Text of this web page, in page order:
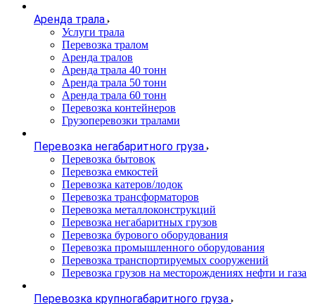
Аренда трала
Услуги трала
Перевозка тралом
Аренда тралов
Аренда трала 40 тонн
Аренда трала 50 тонн
Аренда трала 60 тонн
Перевозка контейнеров
Грузоперевозки тралами
Перевозка негабаритного груза
Перевозка бытовок
Перевозка емкостей
Перевозка катеров/лодок
Перевозка трансформаторов
Перевозка металлоконструкций
Перевозка негабаритных грузов
Перевозка бурового оборудования
Перевозка промышленного оборудования
Перевозка транспортируемых сооружений
Перевозка грузов на месторождениях нефти и газа
Перевозка крупногабаритного груза